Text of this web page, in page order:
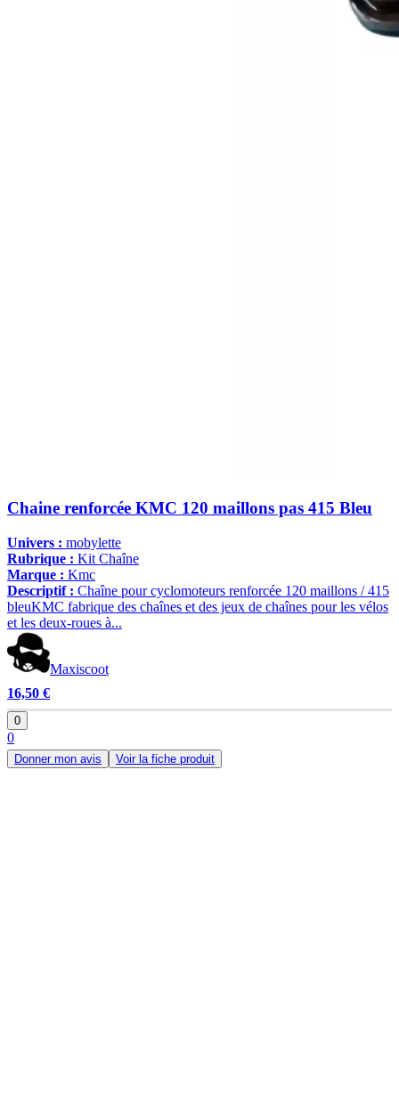
Chaine renforcée KMC 120 maillons pas 415 Bleu
Univers : mobylette
Rubrique : Kit Chaîne
Marque : Kmc
Descriptif : Chaîne pour cyclomoteurs renforcée 120 maillons / 415
bleuKMC fabrique des chaînes et des jeux de chaînes pour les vélos
et les deux-roues à...
Maxiscoot
16,50 €
0
0
Donner mon avis Voir la fiche produit